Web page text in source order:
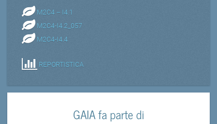
M2C4 – I4.1
M2C4-I4.2_057
M2C4-I4.4
REPORTISTICA
GAIA fa parte di